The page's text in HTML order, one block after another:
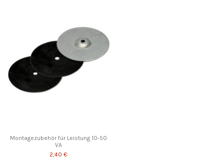
Montagezubehör für Leistung 10-50
VA
2,40 €